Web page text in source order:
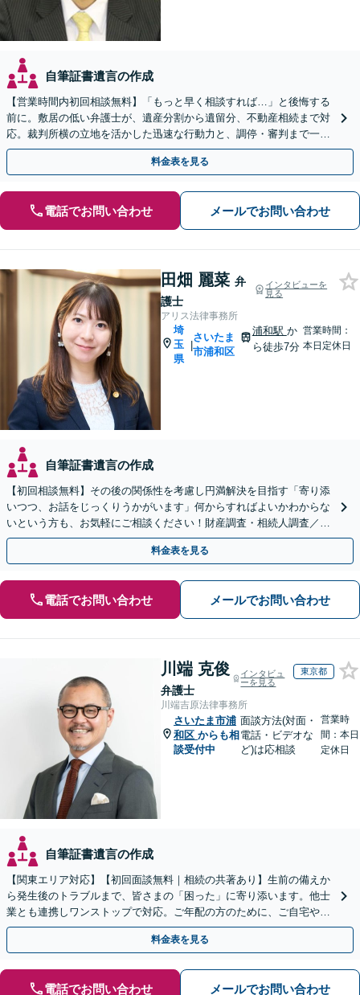
自筆証書遺言の作成
【営業時間内初回相談無料】「もっと早く相談すれば…」と後悔する
前に。敷居の低い弁護士が、遺産分割から遺留分、不動産相続まで対
応。裁判所横の立地を活かした迅速な行動力と、調停・審判まで一貫
対応できるのが強みです。埼玉県内出張も可能です。
料金表を見る
電話でお問い合わせ メールでお問い合わせ
田畑 麗菜 弁
護士
インタビューを
見る
アリス法律事務所
埼
玉
県
|
さいたま
市浦和区
浦和駅 か
ら徒歩7分
営業時間：
本日定休日
自筆証書遺言の作成
【初回相談無料】その後の関係性を考慮し円満解決を目指す「寄り添
いつつ、お話をじっくりうかがいます」何からすればよいかわからな
いという方も、お気軽にご相談ください！財産調査・相続人調査／相
続放棄／使い込み／遺留分侵害額請求ほか
料金表を見る
電話でお問い合わせ メールでお問い合わせ
川端 克俊
弁護士
インタビュ
ーを見る
東京都
川端吉原法律事務所
さいたま市浦
和区 からも相
談受付中
面談方法(対面・
電話・ビデオな
ど)は応相談
営業時
間：本日
定休日
自筆証書遺言の作成
【関東エリア対応】【初回面談無料｜相続の共著あり】生前の備えか
ら発生後のトラブルまで、皆さまの「困った」に寄り添います。他士
業とも連携しワンストップで対応。ご年配の方のために、ご自宅やご
近所への出張相談も実施【秘密厳守｜休日・夜間相談可】
料金表を見る
電話でお問い合わせ メールでお問い合わせ